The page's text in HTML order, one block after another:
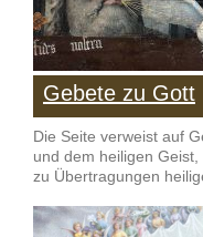
Gebete zu Gott
Die Seite verweist auf
und dem heiligen
zu Übertragungen